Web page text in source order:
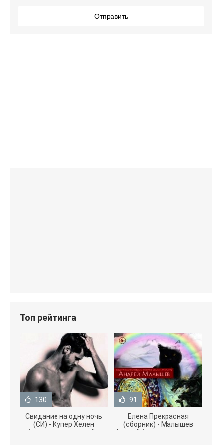
Отправить
Топ рейтинга
130
Свидание на одну ночь
(СИ) - Купер Хелен
(читать книги онлайн
91
Елена Прекрасная
(сборник) - Малышев
Андрей (книги полностью